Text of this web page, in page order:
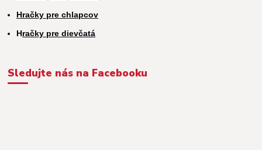
Hračky pre chlapcov
Hračky pre dievčatá
Sledujte nás na Facebooku